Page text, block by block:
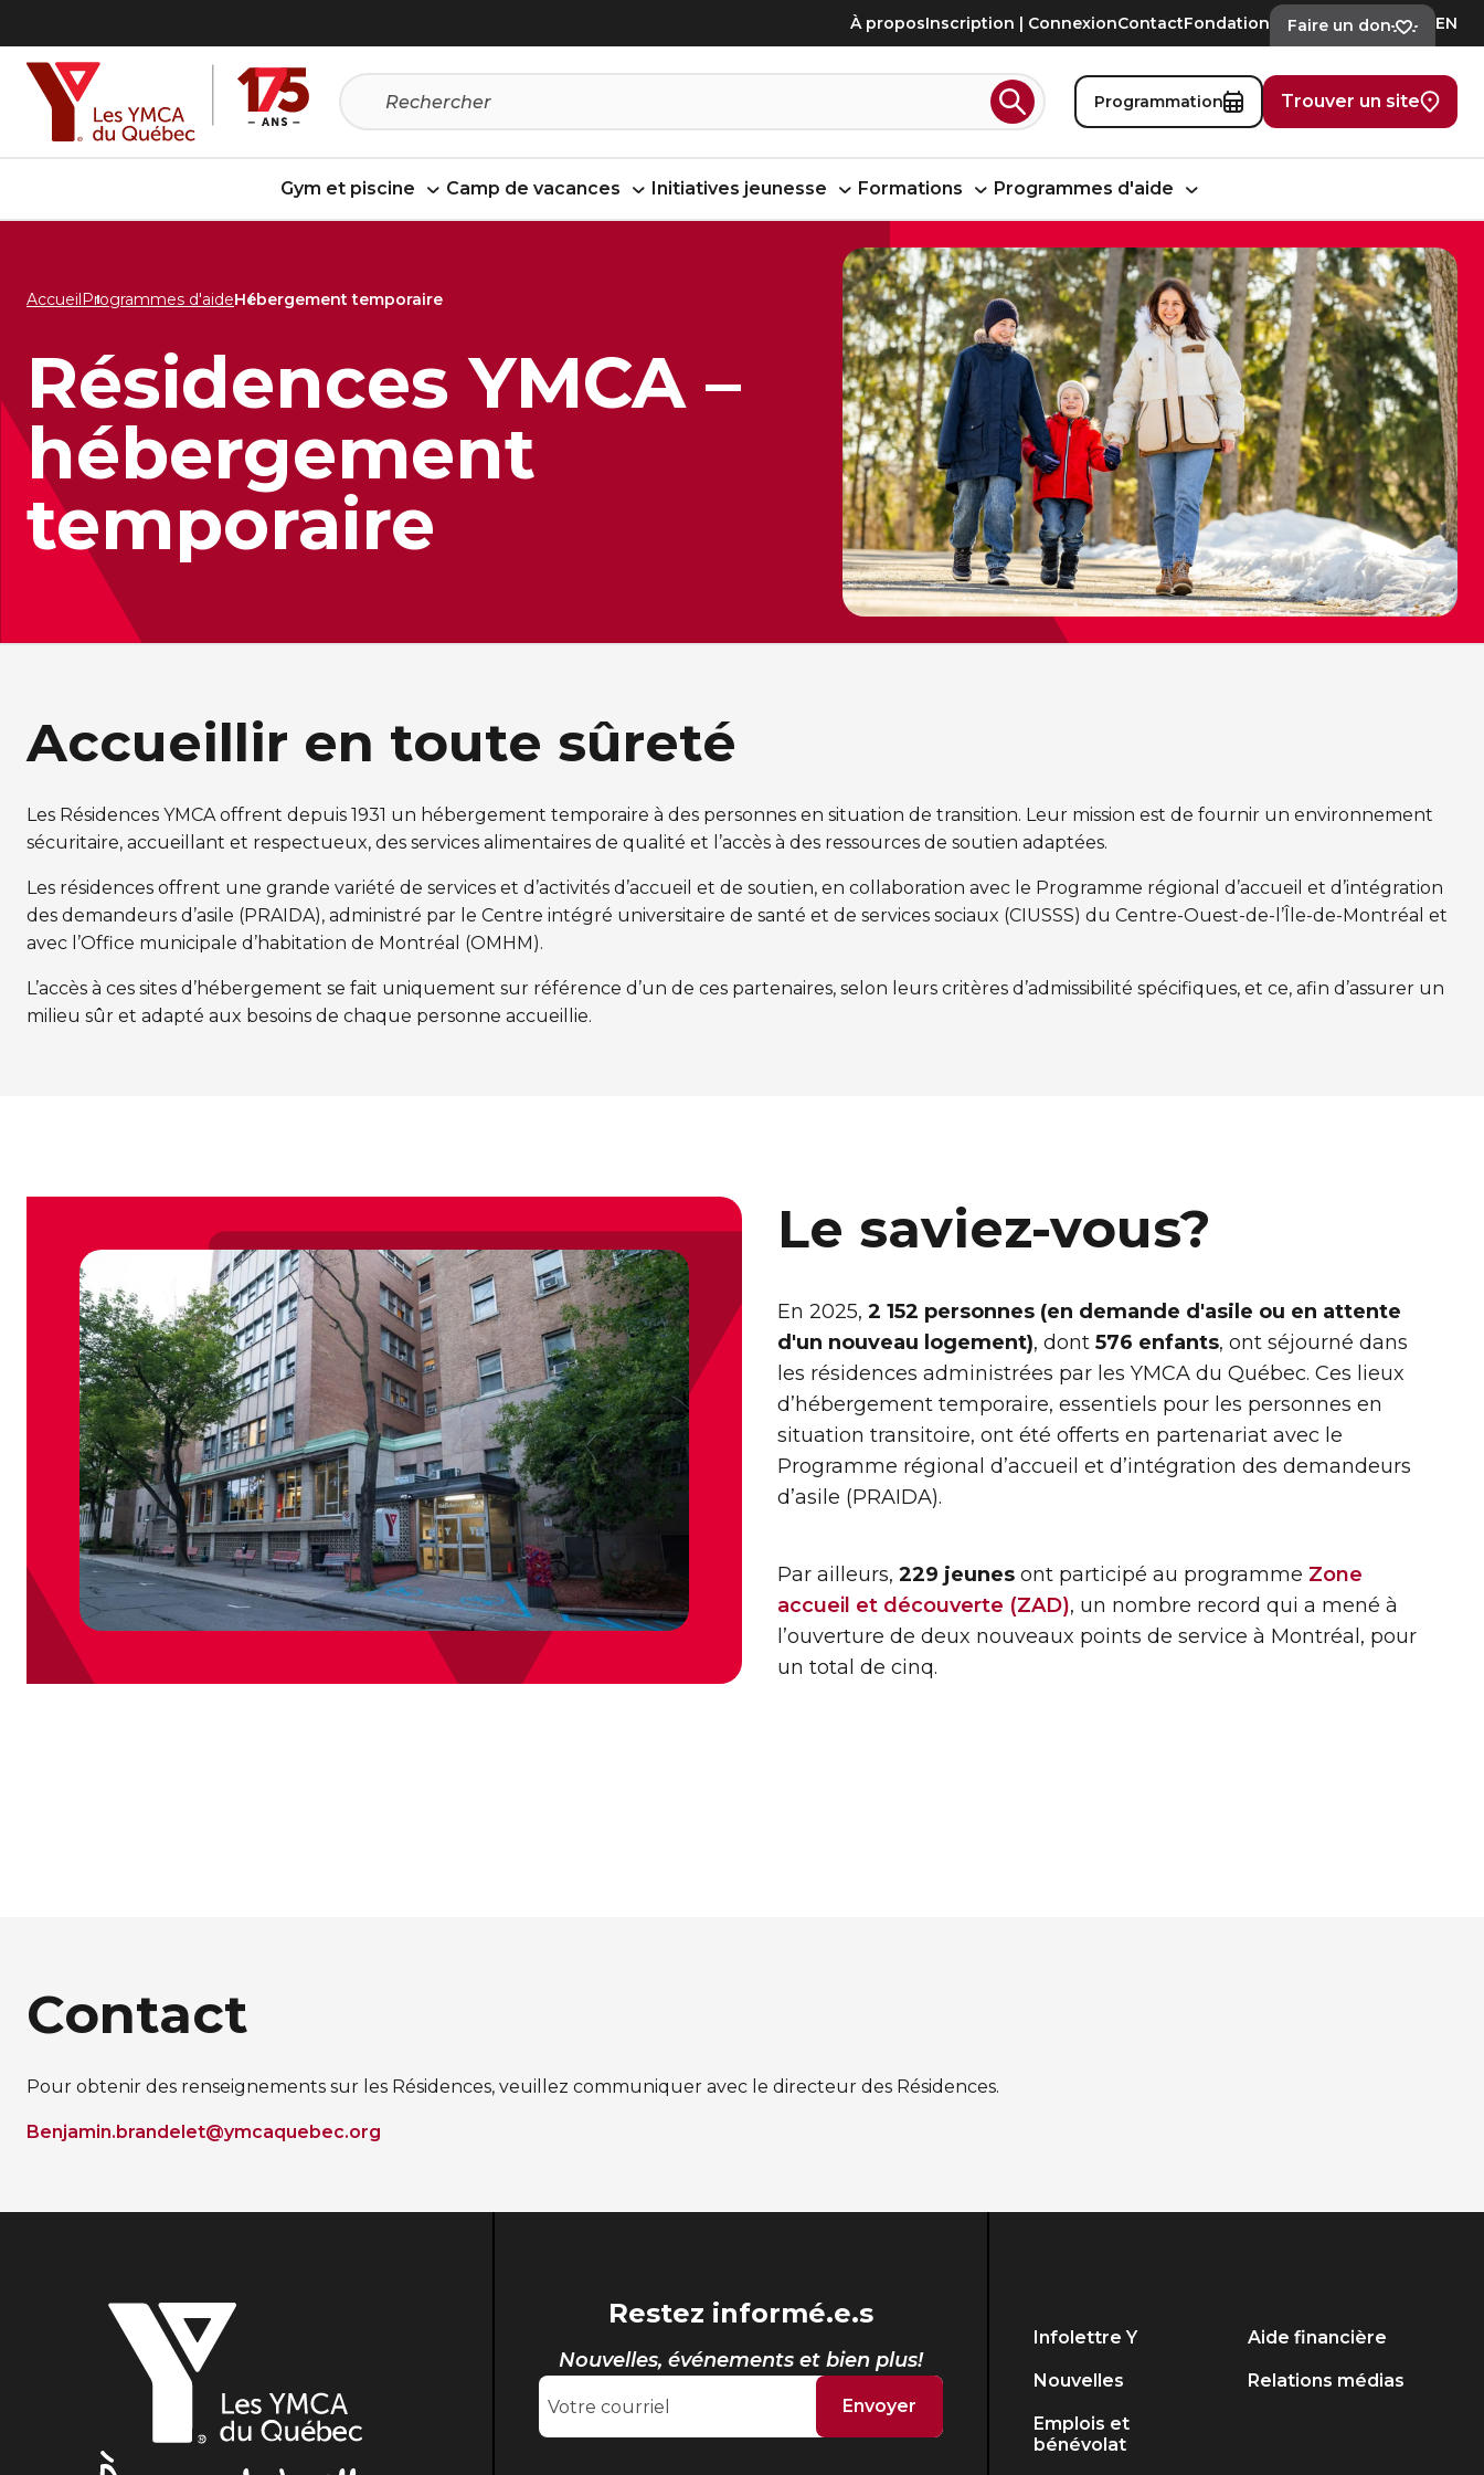
menu
contenu
À proposInscription | ConnexionContactFondation Faire un don EN
RechercherProgrammation Trouver un site
Gym et piscine Camp de vacances Initiatives jeunesse Formations Programmes d'aide
AccueilProgrammes d'aideHébergement temporaire
Résidences YMCA –
hébergement
temporaire
Accueillir en toute sûreté
Les Résidences YMCA offrent depuis 1931 un hébergement temporaire à des personnes en situation de transition. Leur mission est de fournir un environnement
sécuritaire, accueillant et respectueux, des services alimentaires de qualité et l’accès à des ressources de soutien adaptées.
Les résidences offrent une grande variété de services et d’activités d’accueil et de soutien, en collaboration avec le Programme régional d’accueil et d’intégration
des demandeurs d’asile (PRAIDA), administré par le Centre intégré universitaire de santé et de services sociaux (CIUSSS) du Centre-Ouest-de-l’Île-de-Montréal et
avec l’Office municipale d’habitation de Montréal (OMHM).
L’accès à ces sites d’hébergement se fait uniquement sur référence d’un de ces partenaires, selon leurs critères d’admissibilité spécifiques, et ce, afin d’assurer un
milieu sûr et adapté aux besoins de chaque personne accueillie.
Le saviez-vous?
En 2025, 2 152 personnes (en demande d'asile ou en attente
d'un nouveau logement), dont 576 enfants, ont séjourné dans
les résidences administrées par les YMCA du Québec. Ces lieux
d’hébergement temporaire, essentiels pour les personnes en
situation transitoire, ont été offerts en partenariat avec le
Programme régional d’accueil et d’intégration des demandeurs
d’asile (PRAIDA).
Par ailleurs, 229 jeunes ont participé au programme Zone
accueil et découverte (ZAD), un nombre record qui a mené à
l’ouverture de deux nouveaux points de service à Montréal, pour
un total de cinq.
Contact
Pour obtenir des renseignements sur les Résidences, veuillez communiquer avec le directeur des Résidences.
Benjamin.brandelet@ymcaquebec.org
Restez informé.e.s
Nouvelles, événements et bien plus!
Envoyer
Infolettre Y
Nouvelles
Emplois et
bénévolat
Aide financière
Relations médias